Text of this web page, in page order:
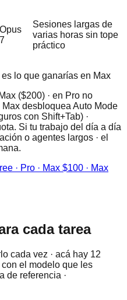
Sesiones largas de
varias horas sin tope
práctico
lo que ganarías en Max
($200) · en Pro no
desbloquea Auto Mode
con Shift+Tab) ·
Si tu trabajo del día a día
o agentes largos · el
· Pro · Max $100 · Max
cada tarea
cada vez · acá hay 12
el modelo que les
de referencia ·